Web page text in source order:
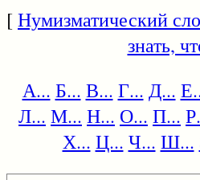
[Нумизматический
знать,
А... Б... В... Г... Д...
Л... М... Н... О... П...
Х... Ц... Ч... Ш...